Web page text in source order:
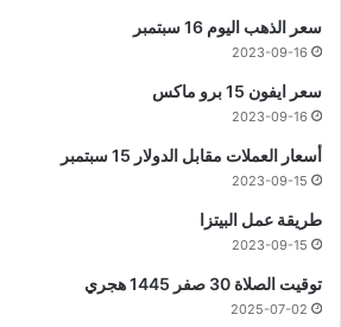
سعر الذهب اليوم 16 سبتمبر
2023-09-16
سعر ايفون 15 برو ماكس
2023-09-16
أسعار العملات مقابل الدولار 15 سبتمبر
2023-09-15
طريقة عمل البيتزا
2023-09-15
توقيت الصلاة 30 صفر 1445 هجري
2025-07-02